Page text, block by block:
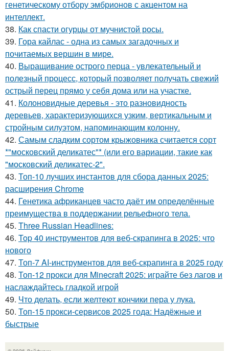
генетическому отбору эмбрионов с акцентом на
интеллект.
38. Как спасти огурцы от мучнистой росы.
39. Гора кайлас - одна из самых загадочных и
почитаемых вершин в мире.
40. Выращивание острого перца - увлекательный и
полезный процесс, который позволяет получать свежий
острый перец прямо у себя дома или на участке.
41. Колоновидные деревья - это разновидность
деревьев, характеризующихся узким, вертикальным и
стройным силуэтом, напоминающим колонну.
42. Самым сладким сортом крыжовника считается сорт
*"московский деликатес"* (или его вариации, такие как
"московский деликатес-2".
43. Топ-10 лучших инстантов для сбора данных 2025:
расширения Chrome
44. Генетика африканцев часто даёт им определённые
преимущества в поддержании рельефного тела.
45. Three Russian Headlines:
46. Top 40 инструментов для веб-скрапинга в 2025: что
нового
47. Топ-7 AI-инструментов для веб-скрапинга в 2025 году
48. Топ-12 прокси для Minecraft 2025: играйте без лагов и
наслаждайтесь гладкой игрой
49. Что делать, если желтеют кончики пера у лука.
50. Топ-15 прокси-сервисов 2025 года: Надёжные и
быстрые